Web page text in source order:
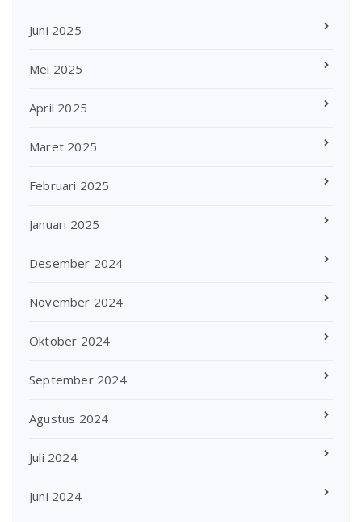
Juni 2025
Mei 2025
April 2025
Maret 2025
Februari 2025
Januari 2025
Desember 2024
November 2024
Oktober 2024
September 2024
Agustus 2024
Juli 2024
Juni 2024